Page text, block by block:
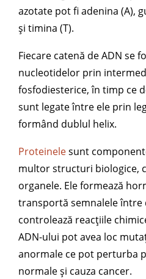
azotate pot fi adenina (A),
și timina (T).
Fiecare catenă de ADN se
nucleotidelor prin
fosfodiesterice, în timp ce
sunt legate între ele prin
formând dublul helix.
Proteinelesunt
multor structuri biologice,
organele. Ele formează
transportă semnalele între
controlează reacțiile
ADN-ului pot avea loc
anormale ce pot perturba
normale și cauza cancer.